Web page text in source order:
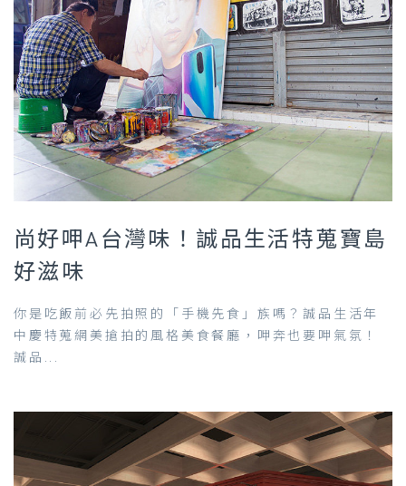
尚好呷A台灣味！誠品生活特蒐寶島
好滋味
你是吃飯前必先拍照的「手機先食」族嗎？誠品生活年
中慶特蒐網美搶拍的風格美食餐廳，呷奔也要呷氣氛！
誠品...